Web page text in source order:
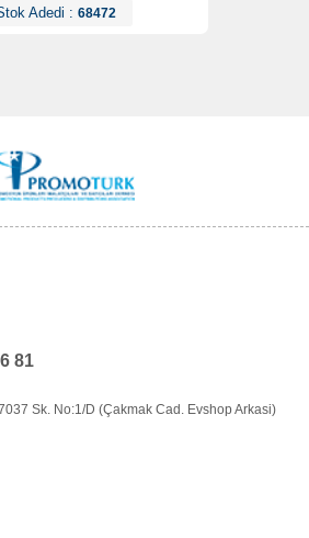
Adedi : 68472
81
Sk. No:1/D (Çakmak Cad. Evshop Arkasi)